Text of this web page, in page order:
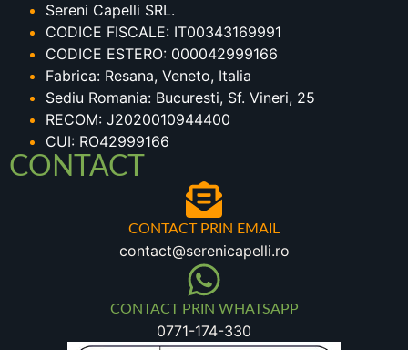
Sereni Capelli SRL.
CODICE FISCALE: IT00343169991
CODICE ESTERO: 000042999166
Fabrica: Resana, Veneto, Italia
Sediu Romania: Bucuresti, Sf. Vineri, 25
RECOM: J2020010944400
CUI: RO42999166
CONTACT
CONTACT PRIN EMAIL
contact@serenicapelli.ro
CONTACT PRIN WHATSAPP
0771-174-330